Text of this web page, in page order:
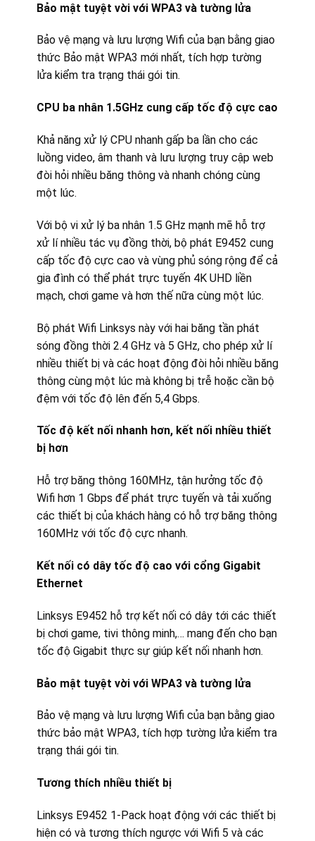
Bảo mật tuyệt vời với WPA3 và tường lửa
Bảo vệ mạng và lưu lượng Wifi của bạn bằng giao
thức Bảo mật WPA3 mới nhất, tích hợp tường
lửa kiểm tra trạng thái gói tin.
CPU ba nhân 1.5GHz cung cấp tốc độ cực cao
Khả năng xử lý CPU nhanh gấp ba lần cho các
luồng video, âm thanh và lưu lượng truy cập web
đòi hỏi nhiều băng thông và nhanh chóng cùng
một lúc.
Với bộ vi xử lý ba nhân 1.5 GHz mạnh mẽ hỗ trợ
xử lí nhiều tác vụ đồng thời, bộ phát E9452 cung
cấp tốc độ cực cao và vùng phủ sóng rộng để cả
gia đình có thể phát trực tuyến 4K UHD liền
mạch, chơi game và hơn thế nữa cùng một lúc.
Bộ phát Wifi Linksys này với hai băng tần phát
sóng đồng thời 2.4 GHz và 5 GHz, cho phép xử lí
nhiều thiết bị và các hoạt động đòi hỏi nhiều băng
thông cùng một lúc mà không bị trễ hoặc cần bộ
đệm với tốc độ lên đến 5,4 Gbps.
Tốc độ kết nối nhanh hơn, kết nối nhiều thiết
bị hơn
Hỗ trợ băng thông 160MHz, tận hưởng tốc độ
Wifi hơn 1 Gbps để phát trực tuyến và tải xuống
các thiết bị của khách hàng có hỗ trợ băng thông
160MHz với tốc độ cực nhanh.
Kết nối có dây tốc độ cao với cổng Gigabit
Ethernet
Linksys E9452 hỗ trợ kết nối có dây tới các thiết
bị chơi game, tivi thông minh,… mang đến cho bạn
tốc độ Gigabit thực sự giúp kết nối nhanh hơn.
Bảo mật tuyệt vời với WPA3 và tường lửa
Bảo vệ mạng và lưu lượng Wifi của bạn bằng giao
thức bảo mật WPA3, tích hợp tường lửa kiểm tra
trạng thái gói tin.
Tương thích nhiều thiết bị
Linksys E9452 1-Pack hoạt động với các thiết bị
hiện có và tương thích ngược với Wifi 5 và các